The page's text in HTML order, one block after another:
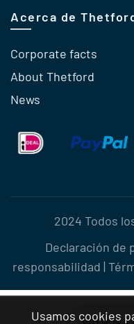
Acerca de
Corporate facts
About Thetford
News
2024 Todos
Declaración de
responsabilidad |
Usamos cookies